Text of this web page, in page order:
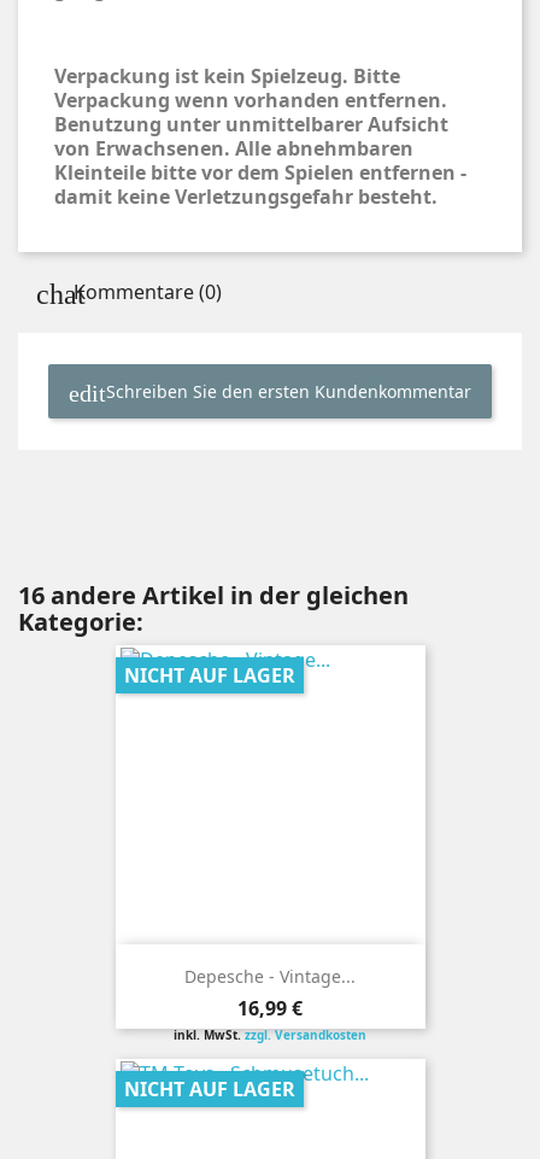
Verpackung ist kein Spielzeug. Bitte
Verpackung wenn vorhanden entfernen.
Benutzung unter unmittelbarer Aufsicht
von Erwachsenen. Alle abnehmbaren
Kleinteile bitte vor dem Spielen entfernen -
damit keine Verletzungsgefahr besteht.
Kommentare (0)
Schreiben Sie den ersten Kundenkommentar
16 andere Artikel in der gleichen
Kategorie:
Depesche - Vintage...
Preis
16,99 €
inkl. MwSt.zzgl. Versandkosten
NICHT AUF LAGER
NICHT AUF LAGER